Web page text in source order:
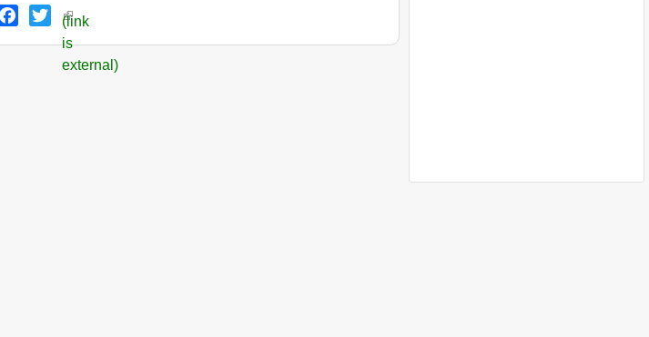
Facebook
Twitter
(link
is
external)